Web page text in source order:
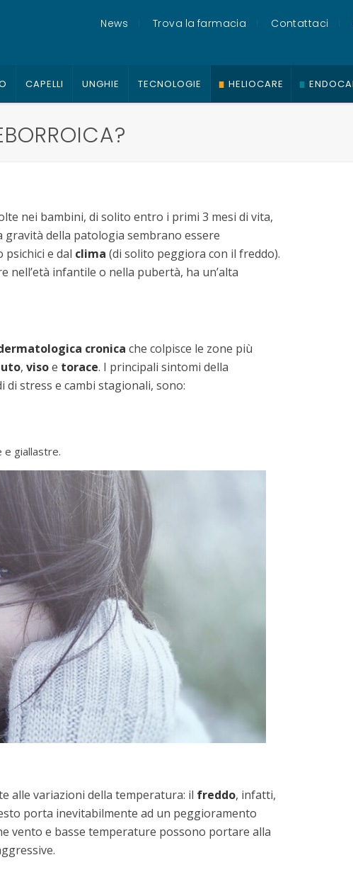
News Trova la farmacia Contattaci
CAPELLI UNGHIE TECNOLOGIE HELIOCARE
nei bambini, di solito entro i primi 3 mesi di vita,
gravità della patologia sembrano essere
psichici e dal clima (di solito peggiora con il freddo).
nell’età infantile o nella pubertà, ha un’alta
cronica che colpisce le zone più
, visoe torace. I principali sintomi della
stress e cambi stagionali, sono:
e giallastre.
alle variazioni della temperatura: il freddo, infatti,
porta inevitabilmente ad un peggioramento
vento e basse temperature possono portare alla